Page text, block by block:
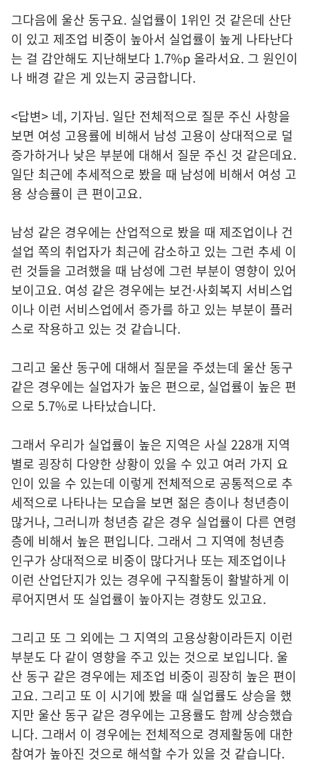
그다음에 울산 동구요. 실업률이 1위인 것 같은데 산단
이 있고 제조업 비중이 높아서 실업률이 높게 나타난다
는 걸 감안해도 지난해보다 1.7%p 올라서요. 그 원인이
나 배경 같은 게 있는지 궁금합니다.
<답변> 네, 기자님. 일단 전체적으로 질문 주신 사항을
보면 여성 고용률에 비해서 남성 고용이 상대적으로 덜
증가하거나 낮은 부분에 대해서 질문 주신 것 같은데요.
일단 최근에 추세적으로 봤을 때 남성에 비해서 여성 고
용 상승률이 큰 편이고요.
남성 같은 경우에는 산업적으로 봤을 때 제조업이나 건
설업 쪽의 취업자가 최근에 감소하고 있는 그런 추세 이
런 것들을 고려했을 때 남성에 그런 부분이 영향이 있어
보이고요. 여성 같은 경우에는 보건·사회복지 서비스업
이나 이런 서비스업에서 증가를 하고 있는 부분이 플러
스로 작용하고 있는 것 같습니다.
그리고 울산 동구에 대해서 질문을 주셨는데 울산 동구
같은 경우에는 실업자가 높은 편으로, 실업률이 높은 편
으로 5.7%로 나타났습니다.
그래서 우리가 실업률이 높은 지역은 사실 228개 지역
별로 굉장히 다양한 상황이 있을 수 있고 여러 가지 요
인이 있을 수 있는데 이렇게 전체적으로 공통적으로 추
세적으로 나타나는 모습을 보면 젊은 층이나 청년층이
많거나, 그러니까 청년층 같은 경우 실업률이 다른 연령
층에 비해서 높은 편입니다. 그래서 그 지역에 청년층
인구가 상대적으로 비중이 많다거나 또는 제조업이나
이런 산업단지가 있는 경우에 구직활동이 활발하게 이
루어지면서 또 실업률이 높아지는 경향도 있고요.
그리고 또 그 외에는 그 지역의 고용상황이라든지 이런
부분도 다 같이 영향을 주고 있는 것으로 보입니다. 울
산 동구 같은 경우에는 제조업 비중이 굉장히 높은 편이
고요. 그리고 또 이 시기에 봤을 때 실업률도 상승을 했
지만 울산 동구 같은 경우에는 고용률도 함께 상승했습
니다. 그래서 이 경우에는 전체적으로 경제활동에 대한
참여가 높아진 것으로 해석할 수가 있을 것 같습니다.